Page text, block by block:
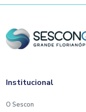
Institucional
O Sescon